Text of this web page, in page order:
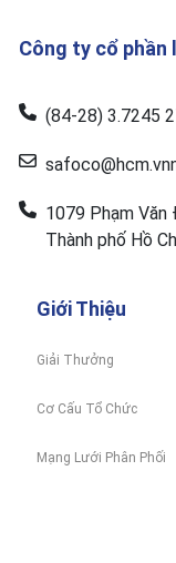
Công ty cổ
(84-28) 3.7245
1079 Phạm Văn
Thành phố Hồ
Giới Thiệu
Giải Thưởng
Cơ Cấu Tổ Chức
Mạng Lưới Phân Phối